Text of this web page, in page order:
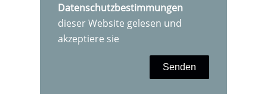
Datenschutzbestimmungen
dieser Website gelesen und
akzeptiere sie
Senden